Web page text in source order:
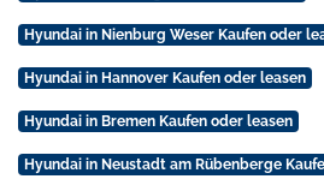
Hyundai in Nienburg Weser Kaufen oder
Hyundai in Hannover Kaufen oder leasen
Hyundai in Bremen Kaufen oder leasen
Hyundai in Neustadt am Rübenberge